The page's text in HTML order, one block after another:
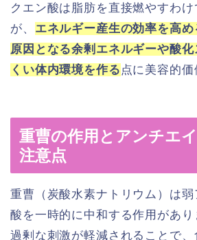
クエン酸は脂肪を直接燃やすわ
が、 エネルギー産生の効率を高
原因となる余剰エネルギーや酸
くい体内環境を作る 点に美容的価
重曹の作用とアンチエ
注意点
重曹（炭酸水素ナトリウム）は弱
酸を一時的に中和する作用があ
過剰な刺激が軽減されることで、